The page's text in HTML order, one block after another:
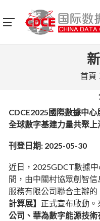
首頁
CDCE2025國際數據中心
全球數字基建力量共聚上
刊登日期: 2025-05-30
近日，2025GDCT數據
間，由中關村協眾創智
服務有限公司聯合主辦的
計算展】 正式宣布啟動。
公司、華為數字能源技